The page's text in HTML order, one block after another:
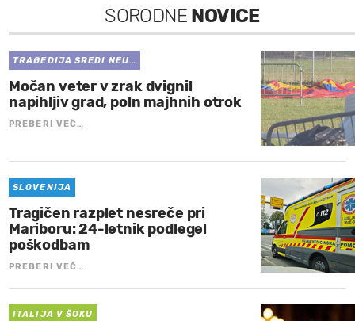
SORODNE NOVICE
TRAGEDIJA SREDI NEU…
Močan veter v zrak dvignil
napihljiv grad, poln majhnih otrok
PREBERI VEČ…
SLOVENIJA
Tragičen razplet nesreče pri
Mariboru: 24-letnik podlegel
poškodbam
PREBERI VEČ…
ITALIJA V ŠOKU